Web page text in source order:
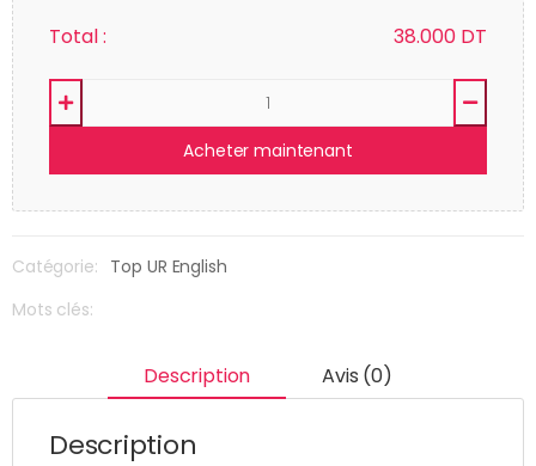
Total : 38.000 DT
Acheter maintenant
Catégorie: Top UR English
Mots clés:
Description Avis (0)
Description